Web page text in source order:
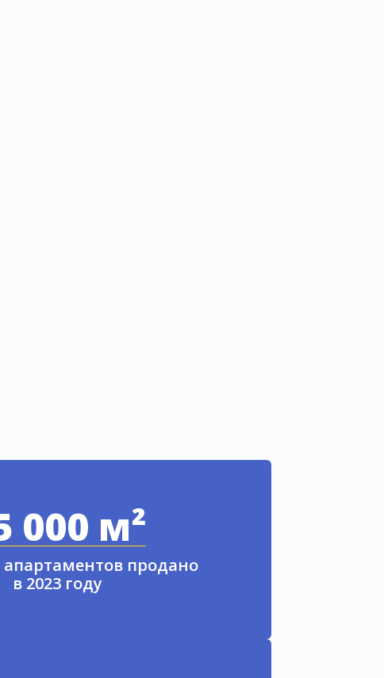
000 м²
апартаментов продано
в 2023 году